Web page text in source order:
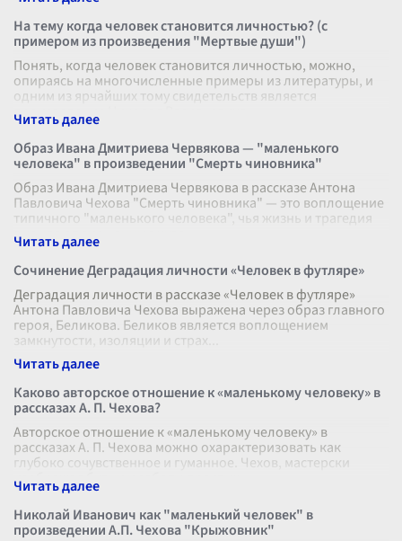
На тему когда человек становится личностью? (с
примером из произведения "Мертвые души")
Понять, когда человек становится личностью, можно,
опираясь на многочисленные примеры из литературы, и
одним из ярчайших тому свидетельств является
произведение Николая Васильевича
Образ Ивана Дмитриева Червякова — "маленького
человека" в произведении "Смерть чиновника"
Образ Ивана Дмитриева Червякова в рассказе Антона
Павловича Чехова "Смерть чиновника" — это воплощение
типичного "маленького человека", чья жизнь и трагедия
вызывают смешанные чувс
Сочинение Деградация личности «Человек в футляре»
Деградация личности в рассказе «Человек в футляре»
Антона Павловича Чехова выражена через образ главного
героя, Беликова. Беликов является воплощением
замкнутости, изоляции и страх
Каково авторское отношение к «маленькому человеку» в
рассказах А. П. Чехова?
Авторское отношение к «маленькому человеку» в
рассказах А. П. Чехова можно охарактеризовать как
глубоко сочувственное и гуманное. Чехов, мастерски
изображая будни и заботы простых
Николай Иванович как "маленький человек" в
произведении А.П. Чехова "Крыжовник"